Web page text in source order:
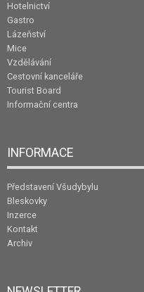
Hotelnictví
Gastro
Lázeňství
Mice
Vzdělávání
Cestovní kanceláře
Tourist Board
Informační centra
INFORMACE
Představení Všudybylu
Bleskovky
Inzerce
Kontakt
Archiv